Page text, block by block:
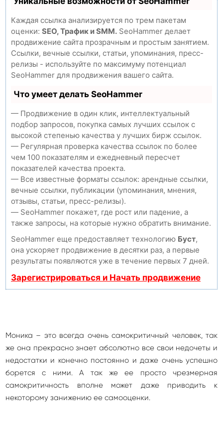
Каждая ссылка анализируется по трем пакетам
оценки: SEO, Трафик и SMM. SeoHammer делает
продвижение сайта прозрачным и простым занятием.
Ссылки, вечные ссылки, статьи, упоминания, пресс-
релизы - используйте по максимуму потенциал
SeoHammer для продвижения вашего сайта.
Что умеет делать SeoHammer
— Продвижение в один клик, интеллектуальный
подбор запросов, покупка самых лучших ссылок с
высокой степенью качества у лучших бирж ссылок.
— Регулярная проверка качества ссылок по более
чем 100 показателям и ежедневный пересчет
показателей качества проекта.
— Все известные форматы ссылок: арендные ссылки,
вечные ссылки, публикации (упоминания, мнения,
отзывы, статьи, пресс-релизы).
— SeoHammer покажет, где рост или падение, а
также запросы, на которые нужно обратить внимание.
SeoHammer еще предоставляет технологию Буст,
она ускоряет продвижение в десятки раз, а первые
результаты появляются уже в течение первых 7 дней.
Зарегистрироваться и Начать продвижение
Моника – это всегда очень самокритичный человек, так
же она прекрасно знает абсолютно все свои недочеты и
недостатки и конечно постоянно и даже очень успешно
борется с ними. А так же ее просто чрезмерная
самокритичность вполне может даже приводить к
некоторому занижению ее самооценки.